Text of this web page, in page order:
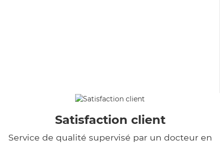
Satisfaction client
Service de qualité supervisé par un docteur en